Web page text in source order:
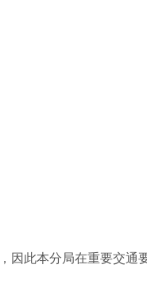
因此本分局在重要交通